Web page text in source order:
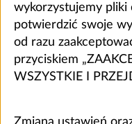
wykorzystujemy pliki
potwierdzić swoje
od razu
przyciskiem
WSZYSTKIE I